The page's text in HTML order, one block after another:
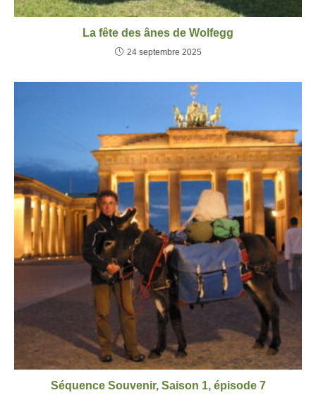
La fête des ânes de Wolfegg
24 septembre 2025
Séquence Souvenir, Saison 1, épisode 7